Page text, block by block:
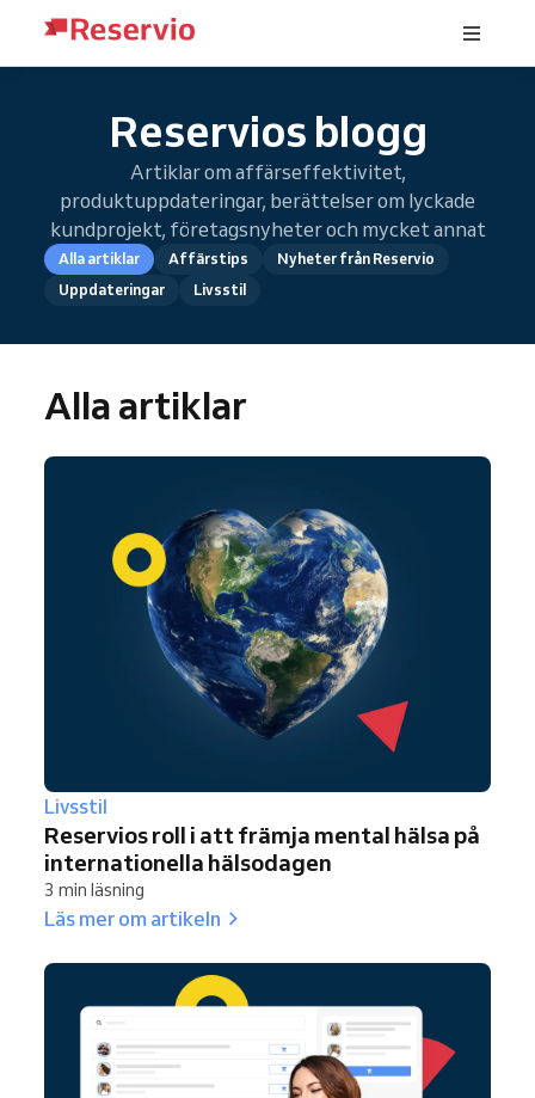
Reservios blogg
Artiklar om affärseffektivitet,
produktuppdateringar, berättelser om lyckade
kundprojekt, företagsnyheter och mycket annat
Alla artiklar Affärstips
Nyheter från Reservio
Uppdateringar
Livsstil
Alla artiklar
Livsstil
Reservios roll i att främja mental hälsa på
internationella hälsodagen
3 min läsning
Läs mer om artikeln